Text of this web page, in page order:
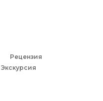
Рецензия
Экскурсия